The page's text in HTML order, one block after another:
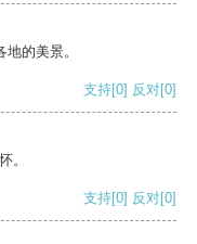
的美景。
支持[0] 反对[0]
。
支持[0] 反对[0]